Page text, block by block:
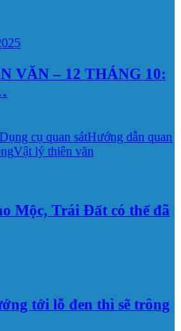
VĂN – 12 THÁNG 10:
Dụng cụ quan sátHướng dẫn quan
Vật lý thiên văn
Mộc, Trái Đất có thể đã
tới lỗ đen thì sẽ trông